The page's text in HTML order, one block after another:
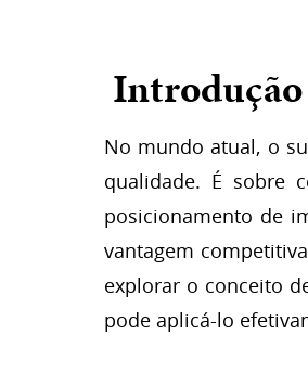
Introdução
No mundo atual, o
qualidade. É sobre
posicionamento de
vantagem
explorar o conceito
pode aplicá-lo